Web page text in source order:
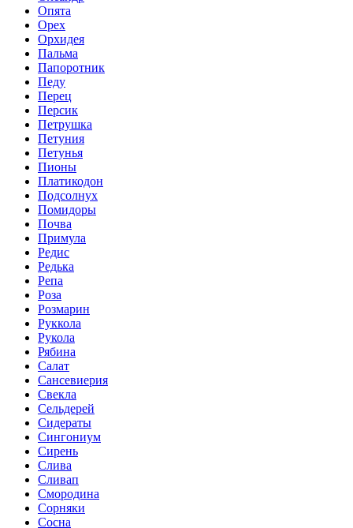
Опята
Орех
Орхидея
Пальма
Папоротник
Педу
Перец
Персик
Петрушка
Петуния
Петунья
Пионы
Платикодон
Подсолнух
Помидоры
Почва
Примула
Редис
Редька
Репа
Роза
Розмарин
Руккола
Рукола
Рябина
Салат
Сансевиерия
Свекла
Сельдерей
Сидераты
Сингониум
Сирень
Слива
Сливап
Смородина
Сорняки
Сосна